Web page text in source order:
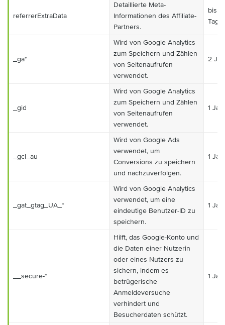
referrerExtraData
Detaillierte Meta-
Informationen des Affiliate-
Partners.
bis
Tage
_ga*
Wird von Google Analytics
zum Speichern und Zählen
von Seitenaufrufen
verwendet.
2
_gid
Wird von Google Analytics
zum Speichern und Zählen
von Seitenaufrufen
verwendet.
1
_gcl_au
Wird von Google Ads
verwendet, um
Conversions zu speichern
und nachzuverfolgen.
1
_gat_gtag_UA_*
Wird von Google Analytics
verwendet, um eine
eindeutige Benutzer-ID zu
speichern.
1
__secure-*
Hilft, das Google-Konto und
die Daten einer Nutzerin
oder eines Nutzers zu
sichern, indem es
betrügerische
Anmeldeversuche
verhindert und
Besucherdaten schützt.
1